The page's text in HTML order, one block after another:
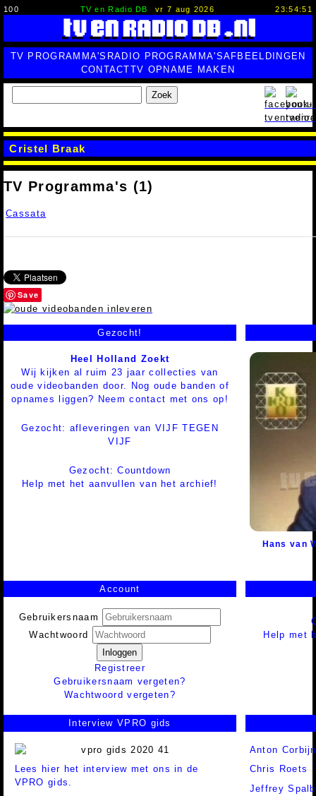
100 TV en Radio DB vr 7 aug 2026 23:54:52
TV PROGRAMMA'S RADIO PROGRAMMA'SAFBEELDINGEN
CONTACTTV OPNAME MAKEN
Zoek
Cristel Braak
TV Programma's (1)
Cassata
Save
Gezocht!
Heel Holland Zoekt
Wij kijken al ruim 23 jaar collecties van
oude videobanden door. Nog oude banden of
opnames liggen? Neem contact met ons op!
Gezocht: afleveringen van VIJF TEGEN
VIJF
Gezocht: Countdown
Help met het aanvullen van het archief!
Hans van
Account
Gebruikersnaam
Wachtwoord
Inloggen
Registreer
Gebruikersnaam vergeten?
Wachtwoord vergeten?
Help met
Interview VPRO gids
Lees hier het interview met ons in de
VPRO gids.
Anton Corbijn
Chris Roets
Jeffrey